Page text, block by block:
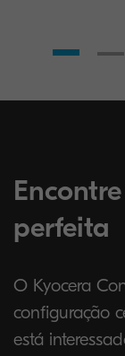
perfeita
O Kyocera
configuração
está